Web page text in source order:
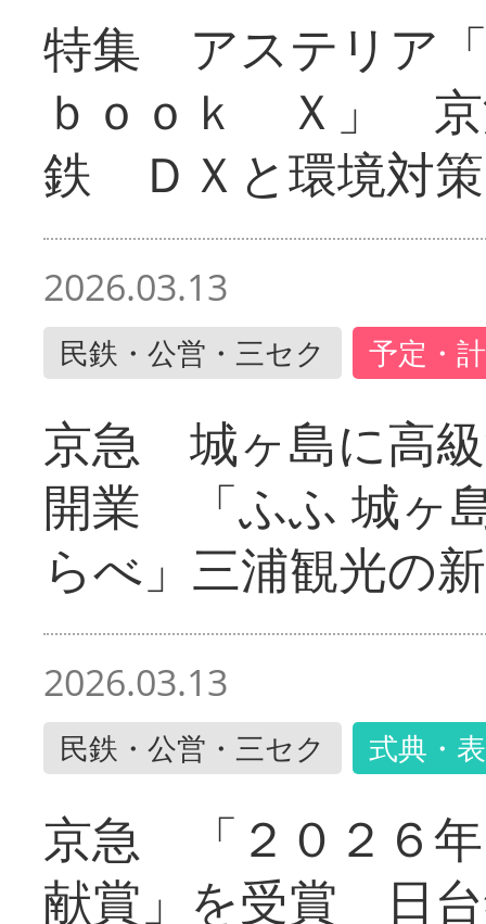
特集 アステリア
ｂｏｏｋ Ｘ」 京
鉄 ＤＸと環境対策
2026.03.13
民鉄・公営・三セク 予定・
京急 城ヶ島に高
開業 「ふふ 城ヶ
らべ」三浦観光の
2026.03.13
民鉄・公営・三セク 式典・
京急 「２０２６
献賞」を受賞 日